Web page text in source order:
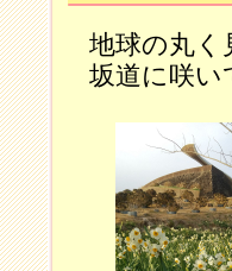
地球の丸く
坂道に咲い